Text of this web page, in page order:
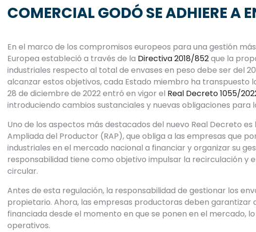
COMERCIAL GODÓ SE ADHIERE A
En el marco de los compromisos europeos para una gestión
Europea estableció a través de la Directiva 2018/852que la
industriales respecto al total de envases en peso debe ser del
alcanzar estos objetivos, cada Estado miembro ha transpuesto
28 de diciembre de 2022 entró en vigor el Real Decreto 1055/
introduciendo cambios sustanciales y nuevas obligaciones para
Uno de los aspectos más destacados del nuevo Real Decreto
Ampliada del Productor (RAP), que obliga a las empresas que
industriales en el mercado nacional a financiar y organizar su
responsabilidad tiene como objetivo impulsar la recirculación y
circular.
Antes de esta regulación, la responsabilidad de gestionar los
propietario. Ahora, las empresas productoras deben garantizar
financiada desde el momento en que se ponen en el mercado,
operativos.